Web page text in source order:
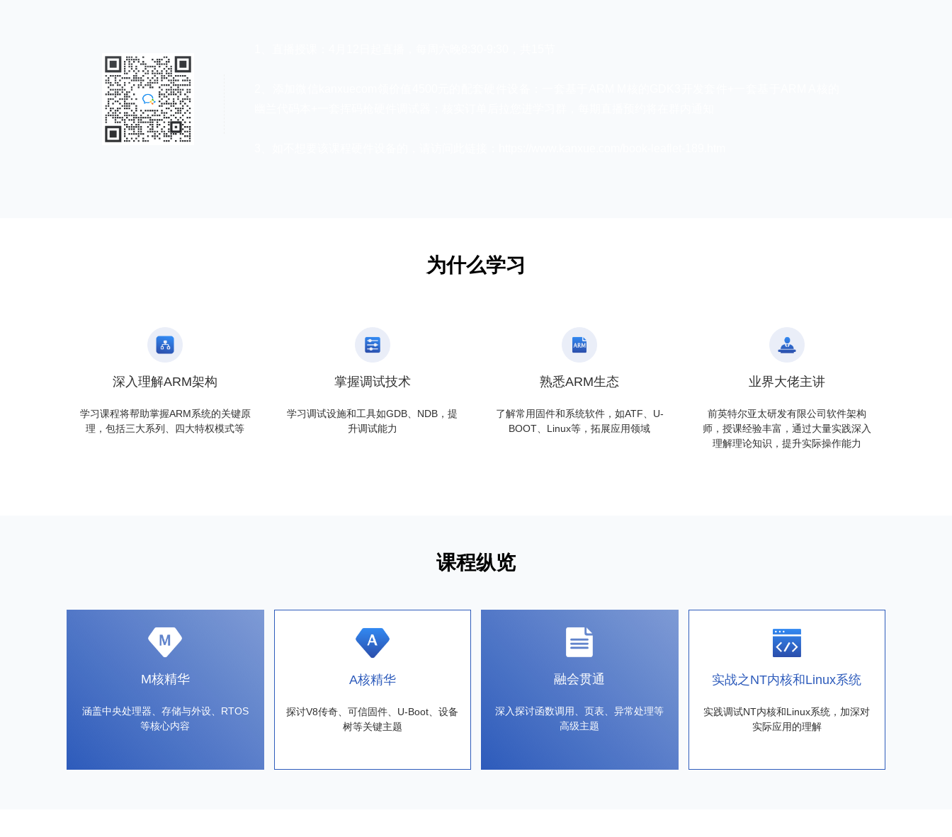
深入理解ARM架构
学习课程将帮助掌握ARM系统的关键原
理，包括三大系列、四大特权模式等
掌握调试技术
学习调试设施和工具如GDB、NDB，提
升调试能力
熟悉ARM生态
了解常用固件和系统软件，如ATF、U-
BOOT、Linux等，拓展应用领域
业界大佬主讲
前英特尔亚太研发有限公司软件架构
师，授课经验丰富，通过大量实践深入
理解理论知识，提升实际操作能力
课程纵览
M核精华
涵盖中央处理器、存储与外设、RTOS
等核心内容
A核精华
探讨V8传奇、可信固件、U-Boot、设备
树等关键主题
融会贯通
深入探讨函数调用、页表、异常处理等
高级主题
实战之NT内核和Linux系统
实践调试NT内核和Linux系统，加深对
实际应用的理解